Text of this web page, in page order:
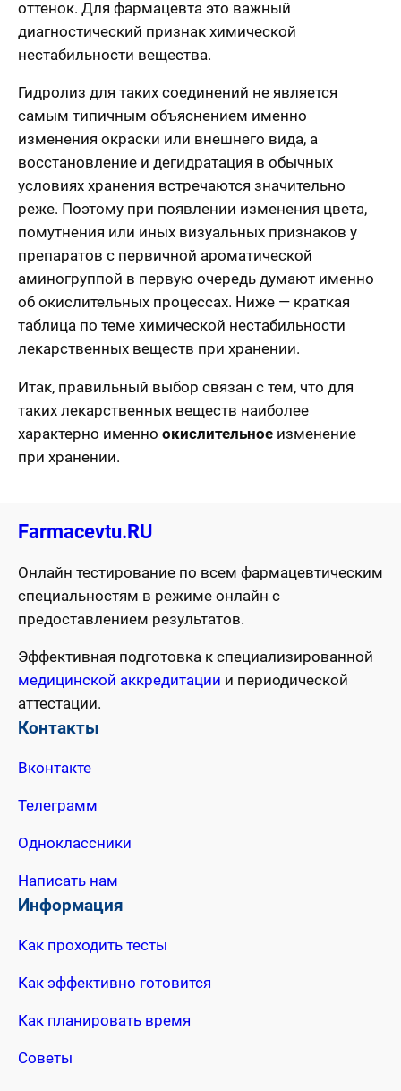
оттенок. Для фармацевта это важный
диагностический признак химической
нестабильности вещества.
Гидролиз для таких соединений не является
самым типичным объяснением именно
изменения окраски или внешнего вида, а
восстановление и дегидратация в обычных
условиях хранения встречаются значительно
реже. Поэтому при появлении изменения цвета,
помутнения или иных визуальных признаков у
препаратов с первичной ароматической
аминогруппой в первую очередь думают именно
об окислительных процессах. Ниже — краткая
таблица по теме химической нестабильности
лекарственных веществ при хранении.
Итак, правильный выбор связан с тем, что для
таких лекарственных веществ наиболее
характерно именно окислительное изменение
при хранении.
Farmacevtu.RU
Онлайн тестирование по всем фармацевтическим
специальностям в режиме онлайн с
предоставлением результатов.
Эффективная подготовка к специализированной
медицинской аккредитации и периодической
аттестации.
Контакты
Вконтакте
Телеграмм
Одноклассники
Написать нам
Информация
Как проходить тесты
Как эффективно готовится
Как планировать время
Советы